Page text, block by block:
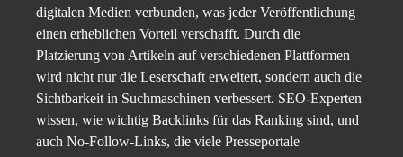
digitalen Medien verbunden, was jeder Veröffentlichung
einen erheblichen Vorteil verschafft. Durch die
Platzierung von Artikeln auf verschiedenen Plattformen
wird nicht nur die Leserschaft erweitert, sondern auch die
Sichtbarkeit in Suchmaschinen verbessert. SEO-Experten
wissen, wie wichtig Backlinks für das Ranking sind, und
auch No-Follow-Links, die viele Presseportale